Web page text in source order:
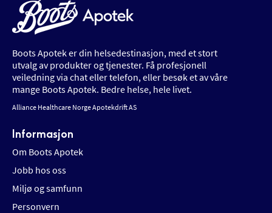
Boots Apotek er din helsedestinasjon, med et stort
utvalg av produkter og tjenester. Få profesjonell
veiledning via chat eller telefon, eller besøk et av våre
mange Boots Apotek. Bedre helse, hele livet.
Alliance Healthcare Norge Apotekdrift AS
Informasjon
Om Boots Apotek
Jobb hos oss
Miljø og samfunn
Personvern